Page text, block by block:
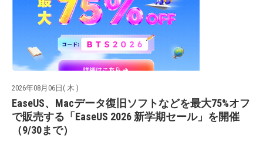
2026年08月06日( 木 )
EaseUS、Macデータ復旧ソフトなどを最大75%オフ
で販売する「EaseUS 2026 新学期セール」を開催
（9/30まで）